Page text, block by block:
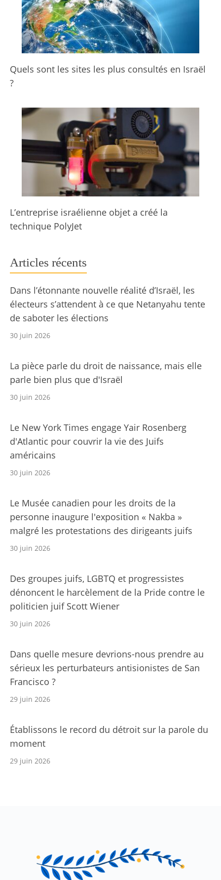
Quels sont les sites les plus consultés en Israël
?
L’entreprise israélienne objet a créé la
technique PolyJet
Articles récents
Dans l’étonnante nouvelle réalité d’Israël, les
électeurs s’attendent à ce que Netanyahu tente
de saboter les élections
30 juin 2026
La pièce parle du droit de naissance, mais elle
parle bien plus que d'Israël
30 juin 2026
Le New York Times engage Yair Rosenberg
d'Atlantic pour couvrir la vie des Juifs
américains
30 juin 2026
Le Musée canadien pour les droits de la
personne inaugure l'exposition « Nakba »
malgré les protestations des dirigeants juifs
30 juin 2026
Des groupes juifs, LGBTQ et progressistes
dénoncent le harcèlement de la Pride contre le
politicien juif Scott Wiener
30 juin 2026
Dans quelle mesure devrions-nous prendre au
sérieux les perturbateurs antisionistes de San
Francisco ?
29 juin 2026
Établissons le record du détroit sur la parole du
moment
29 juin 2026